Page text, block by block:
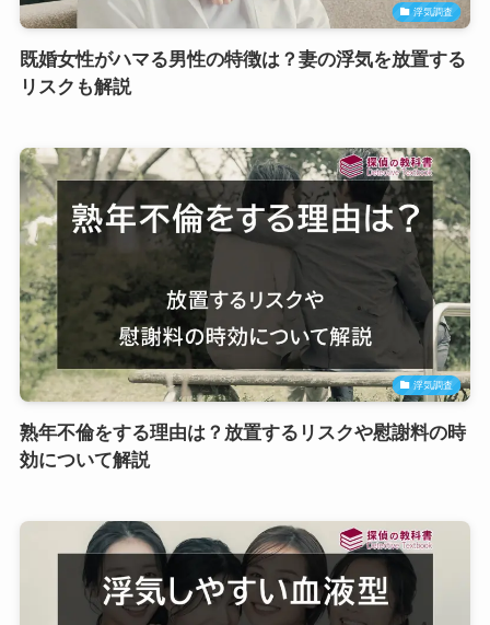
浮気調査
既婚女性がハマる男性の特徴は？妻の浮気を放置する
リスクも解説
浮気調査
熟年不倫をする理由は？放置するリスクや慰謝料の時
効について解説